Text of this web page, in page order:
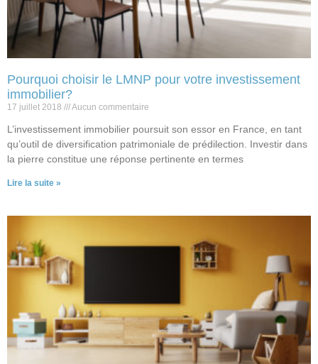
Pourquoi choisir le LMNP pour votre investissement
immobilier?
17 juillet 2018 Aucun commentaire
L’investissement immobilier poursuit son essor en France, en tant
qu’outil de diversification patrimoniale de prédilection. Investir dans
la pierre constitue une réponse pertinente en termes
Lire la suite »